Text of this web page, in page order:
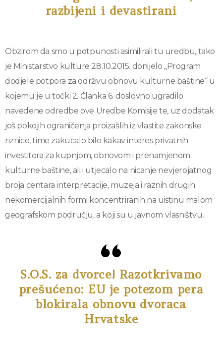
razbijeni i devastirani
Obzirom da smo u potpunosti asimilirali tu uredbu, tako
je Ministarstvo kulture 28.10.2015. donijelo „Program
dodjele potpora za održivu obnovu kulturne baštine“ u
kojemu je u točki 2. Članka 6. doslovno ugradilo
navedene odredbe ove Uredbe Komisije te, uz dodatak
još pokojih ograničenja proizašlih iz vlastite zakonske
riznice, time zakucalo bilo kakav interes privatnih
investitora za kupnjom, obnovom i prenamjenom
kulturne baštine, ali i utjecalo na nicanje nevjerojatnog
broja centara interpretacije, muzeja i raznih drugih
nekomercijalnih formi koncentriranih na uistinu malom
geografskom području, a koji su u javnom vlasništvu.
S.O.S. za dvorce! Razotkrivamo
prešućeno: EU je potezom pera
blokirala obnovu dvoraca
Hrvatske